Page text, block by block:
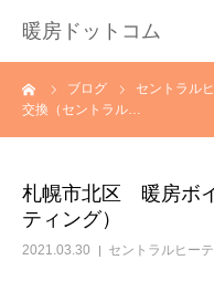
暖房ドットコム
ブログ セントラル
交換（セントラル…
札幌市北区 暖房ボ
ティング）
2021.03.30 セントラルヒー
選ばれる理由
その他サービス